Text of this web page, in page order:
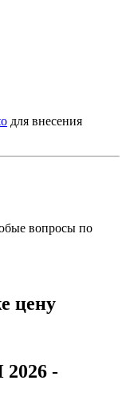
для внесения
вопросы по
цену
-